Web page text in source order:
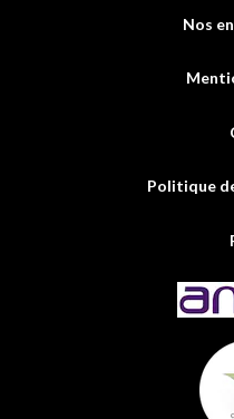
Nos
Politique